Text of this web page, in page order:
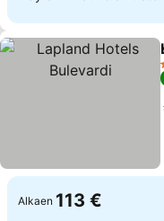
Alkaen 113 €